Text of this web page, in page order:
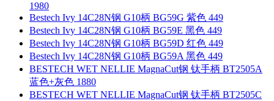
1980
Bestech Ivy 14C28N钢 G10柄 BG59G 紫色 449
Bestech Ivy 14C28N钢 G10柄 BG59E 黑色 449
Bestech Ivy 14C28N钢 G10柄 BG59D 红色 449
Bestech Ivy 14C28N钢 G10柄 BG59A 黑色 449
BESTECH WET NELLIE MagnaCut钢 钛手柄 BT2505A
蓝色+灰色 1880
BESTECH WET NELLIE MagnaCut钢 钛手柄 BT2505C